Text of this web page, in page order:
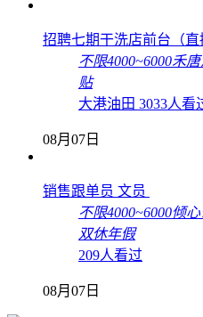
招聘七期干洗店前台（直
不限4000~6000禾
贴
大港油田 3033人看
08月07日
销售跟单员 文员
不限4000~6000倾
双休年假
209人看过
08月07日